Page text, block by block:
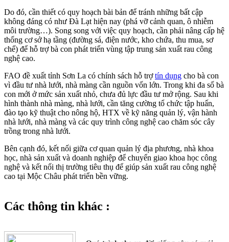
Do đó, cần thiết có quy hoạch bài bản để tránh những bất cập
không đáng có như Đà Lạt hiện nay (phá vỡ cảnh quan, ô nhiễm
môi trường…). Song song với việc quy hoạch, cần phải nâng cấp hệ
thống cơ sở hạ tầng (đường sá, điện nước, kho chứa, thu mua, sơ
chế) để hỗ trợ bà con phát triển vùng tập trung sản xuất rau công
nghệ cao.
FAO đề xuất tỉnh Sơn La có chính sách hỗ trợtín dụng cho bà con
vì đầu tư nhà lưới, nhà màng cần nguồn vốn lớn. Trong khi đa số bà
con mới ở mức sản xuất nhỏ, chưa đủ lực đầu tư mở rộng. Sau khi
hình thành nhà màng, nhà lưới, cần tăng cường tổ chức tập huấn,
đào tạo kỹ thuật cho nông hộ, HTX về kỹ năng quản lý, vận hành
nhà lưới, nhà màng và các quy trình công nghệ cao chăm sóc cây
trồng trong nhà lưới.
Bên cạnh đó, kết nối giữa cơ quan quản lý địa phương, nhà khoa
học, nhà sản xuất và doanh nghiệp để chuyển giao khoa học công
nghệ và kết nối thị trường tiêu thụ để giúp sản xuất rau công nghệ
cao tại Mộc Châu phát triển bền vững.
Các thông tin khác :